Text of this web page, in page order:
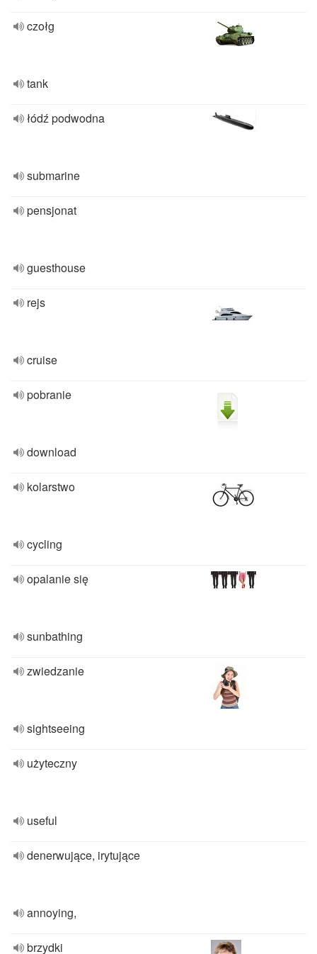
czołg
tank
łódź podwodna
submarine
pensjonat
guesthouse
rejs
cruise
pobranie
download
kolarstwo
cycling
opalanie się
sunbathing
zwiedzanie
sightseeing
użyteczny
useful
denerwujące, irytujące
annoying,
brzydki